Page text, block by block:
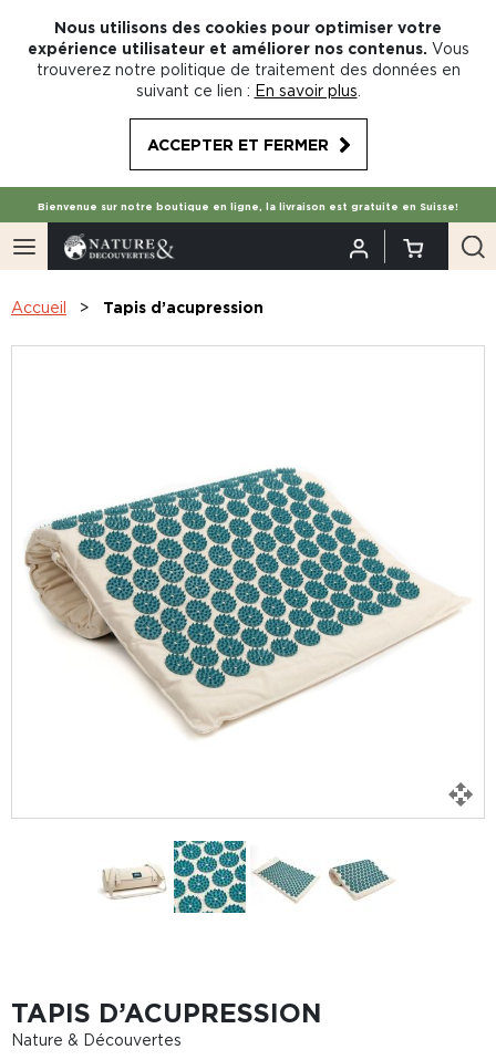
Nous utilisons des cookies pour optimiser votre
expérience utilisateur et améliorer nos contenus. Vous
trouverez notre politique de traitement des données en
suivant ce lien : En savoir plus
ACCEPTER ET FERMER
Bienvenue sur notre boutique en ligne, la livraison est gratuite en Suisse!
Accueil Tapis d’acupression
TAPIS D’ACUPRESSION
Nature & Découvertes